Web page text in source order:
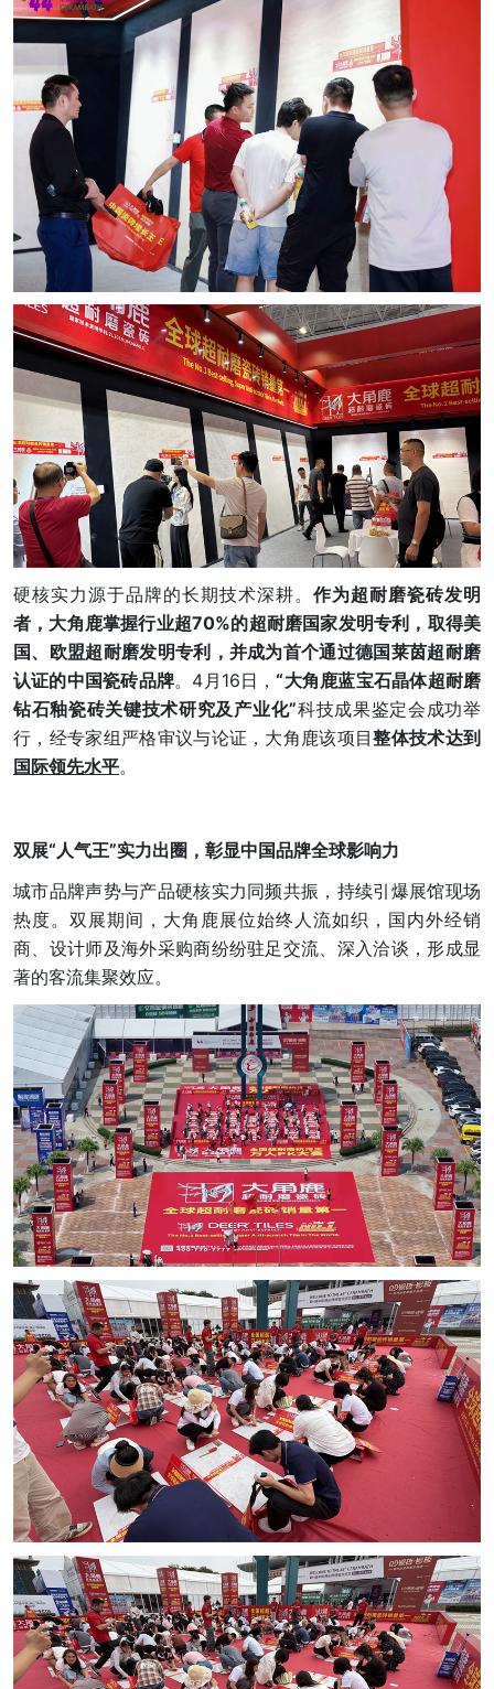
硬核实力源于品牌的长期技术深耕。 作为超耐磨瓷砖发明
者，大角鹿掌握行业超70%的超耐磨国家发明专利，取得美
国、欧盟超耐磨发明专利，并成为首个通过德国莱茵超耐磨
认证的中国瓷砖品牌。4月16日，“大角鹿蓝宝石晶体超耐磨
钻石釉瓷砖关键技术研究及产业化”科技成果鉴定会成功举
行，经专家组严格审议与论证，大角鹿该项目整体技术达到
国际领先水平。
双展“人气王”实力出圈，彰显中国品牌全球影响力
城市品牌声势与产品硬核实力同频共振，持续引爆展馆现场
热度。双展期间，大角鹿展位始终人流如织，国内外经销
商、设计师及海外采购商纷纷驻足交流、深入洽谈，形成显
著的客流集聚效应。